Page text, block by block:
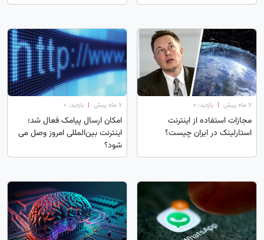
۷ ماه پیش | بازدید: 0
مجازات استفاده از اینترنت
استارلینک در ایران چیست؟
۷ ماه پیش | بازدید: 0
امکان ارسال پیامک فعال شد؛‌
اینترنت بین‌المللی امروز وصل می
شود؟